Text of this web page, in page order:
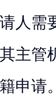
请人
主管
申请